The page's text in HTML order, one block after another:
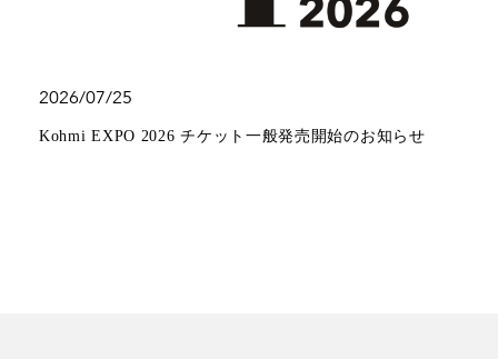
2026/07/25
Kohmi EXPO 2026 チケット一般発売開始のお知らせ